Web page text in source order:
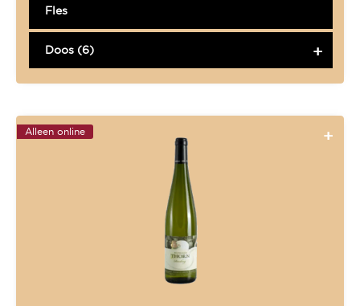
Fles
Doos (6)
Alleen online